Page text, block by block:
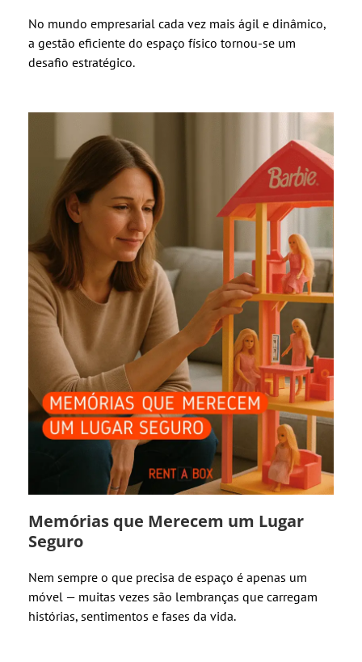
No mundo empresarial cada vez mais ágil e dinâmico,
a gestão eficiente do espaço físico tornou-se um
desafio estratégico.
Memórias que Merecem um Lugar
Seguro
Nem sempre o que precisa de espaço é apenas um
móvel — muitas vezes são lembranças que carregam
histórias, sentimentos e fases da vida.